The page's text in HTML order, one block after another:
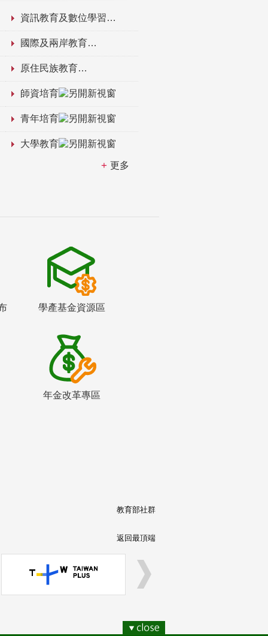
資訊教育及數位學習
國際及兩岸教育
原住民族教育
師資培育
青年培育
大學教育
更多
學產基金資源區
年金改革專區
教育部社群
返回最頂端